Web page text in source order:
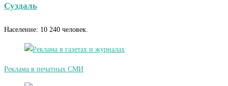
Суздаль
Население: 10 240 человек.
Реклама в печатных СМИ